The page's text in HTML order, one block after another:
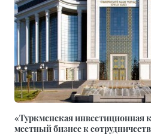
«Туркменская инвестиционная
местный бизнес к